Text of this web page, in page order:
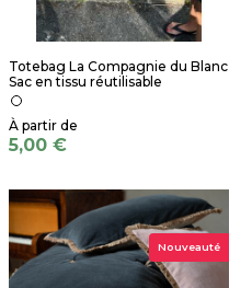
Totebag La Compagnie du Blanc
Sac en tissu réutilisable
5,00 €
Nouveauté